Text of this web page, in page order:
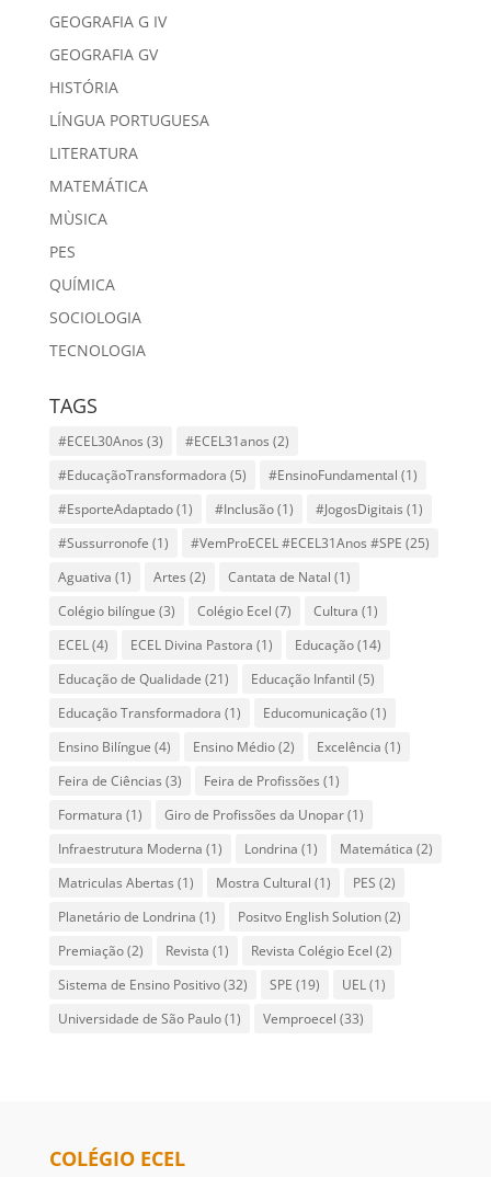
GEOGRAFIA G IV
GEOGRAFIA GV
HISTÓRIA
LÍNGUA PORTUGUESA
LITERATURA
MATEMÁTICA
MÙSICA
PES
QUÍMICA
SOCIOLOGIA
TECNOLOGIA
TAGS
#ECEL30Anos (3) #ECEL31anos (2)
#EducaçãoTransformadora (5) #EnsinoFundamental (1)
#EsporteAdaptado(1) #Inclusão(1) #JogosDigitais (1)
#Sussurronofe (1) #VemProECEL #ECEL31Anos #SPE (25)
Aguativa (1) Artes (2) Cantata de Natal (1)
Colégio bilíngue (3) Colégio Ecel (7) Cultura (1)
ECEL(4) ECEL Divina Pastora (1) Educação(14)
Educação de Qualidade (21) Educação Infantil (5)
Educação Transformadora (1) Educomunicação(1)
Ensino Bilíngue (4) Ensino Médio(2) Excelência (1)
Feira de Ciências (3) Feira de Profissões (1)
Formatura (1) Giro de Profissões da Unopar(1)
Infraestrutura Moderna (1) Londrina (1) Matemática (2)
Matriculas Abertas (1) Mostra Cultural (1) PES (2)
Planetário de Londrina (1) Positvo English Solution(2)
Premiação(2) Revista (1) Revista Colégio Ecel (2)
Sistema de Ensino Positivo(32) SPE (19) UEL(1)
Universidade de São Paulo(1) Vemproecel (33)
COLÉGIO ECEL